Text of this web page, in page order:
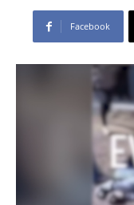
Facebook